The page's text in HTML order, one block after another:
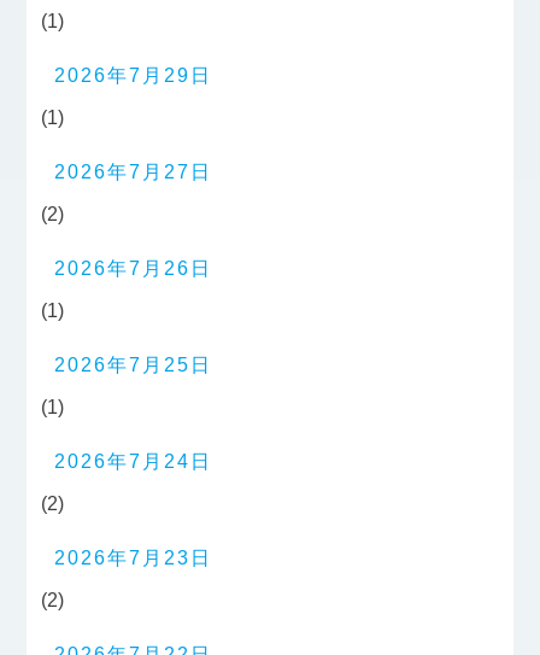
(1)
2026年7月29日
(1)
2026年7月27日
(2)
2026年7月26日
(1)
2026年7月25日
(1)
2026年7月24日
(2)
2026年7月23日
(2)